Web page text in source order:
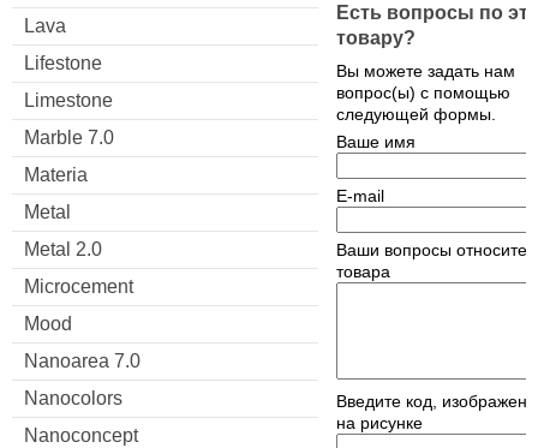
Lava
Lifestone
Limestone
Marble 7.0
Materia
Metal
Metal 2.0
Microcement
Mood
Nanoarea 7.0
Nanocolors
Nanoconcept
Есть вопросы по
товару?
Вы можете задать нам
вопрос(ы) с помощью
следующей формы.
Ваше имя
E-mail
Ваши вопросы
товара
Введите код,
на рисунке